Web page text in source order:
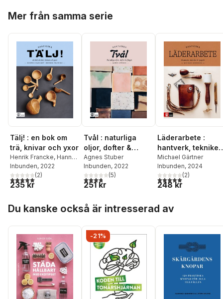
Mer från samma serie
Tälj! : en bok om
trä, knivar och yxor
Henrik Francke, Hannes
Dahlrot
Inbunden, 2022
5,0utav 5 stjärnor. Totalt antal röster:
(2)
235 kr
Tvål : naturliga
oljor, dofter &
färger
Agnes Stuber
Inbunden, 2022
3,8utav 5 stjärnor. Totalt antal röster:
(5)
251 kr
Läderarbete :
hantverk, tekniker
& projekt
Michael Gärtner
Inbunden, 2024
5,0utav 5 stjärnor.
(2)
248 kr
Du kanske också är intresserad av
-21%